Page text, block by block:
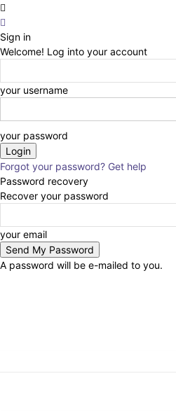
Sign in
Welcome! Log into your account
your username
your password
Forgot your password? Get help
Password recovery
Recover your password
your email
A password will be e-mailed to you.